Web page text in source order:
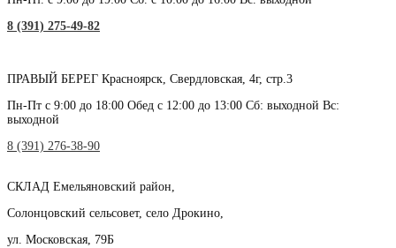
8 (391) 275-49-82
ПРАВЫЙ БЕРЕГ Красноярск, Свердловская, 4г, стр.3
Пн-Пт с 9:00 до 18:00 Обед с 12:00 до 13:00 Сб: выходной Вс:
выходной
8 (391) 276-38-90
СКЛАД Емельяновский район,
Солонцовский сельсовет, село Дрокино,
ул. Московская, 79Б